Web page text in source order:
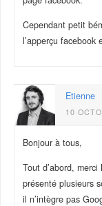
Cependant petit
l’apperçu facebook
Etienne
10
Bonjour à tous,
Tout d’abord,
présenté plusieurs
il n’intègre pas